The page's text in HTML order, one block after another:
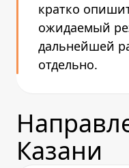
кратко
ожидаемый
дальнейшей
отдельно.
Казани